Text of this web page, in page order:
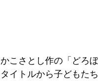
かこさとし作の「どろ
タイトルから子どもた